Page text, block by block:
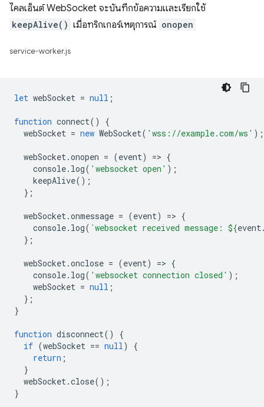
ไคลเอ็นต์ WebSocket จะบันทึกข้อความและเรียกใช้
keepAlive() เมื่อทริกเกอร์เหตุการณ์ onopen
service-worker.js
let webSocket = null ;
function connect()
{
webSocket = new WebSocket( 'wss://example.com/ws' );
webSocket.onopen = (event) => {
console. log( 'websocket open' );
keepAlive();
};
webSocket.onmessage = (event) => {
console. log( `websocket received message: ${event
};
webSocket.onclose = (event) => {
console. log( 'websocket connection closed' );
webSocket = null ;
};
}
function disconnect()
{
if (webSocket == null)
{
return ;
}
webSocket.close();
}